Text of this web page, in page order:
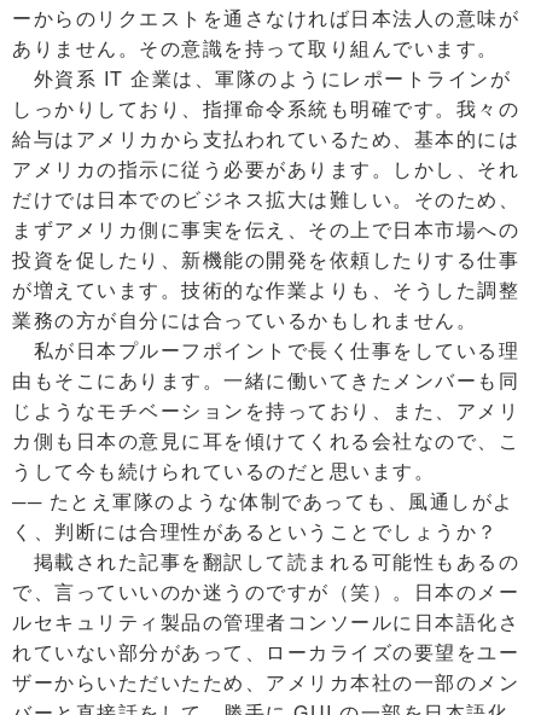
ーからのリクエストを通さなければ日本法人の意味が
ありません。その意識を持って取り組んでいます。
外資系 IT 企業は、軍隊のようにレポートラインが
しっかりしており、指揮命令系統も明確です。我々の
給与はアメリカから支払われているため、基本的には
アメリカの指示に従う必要があります。しかし、それ
だけでは日本でのビジネス拡大は難しい。そのため、
まずアメリカ側に事実を伝え、その上で日本市場への
投資を促したり、新機能の開発を依頼したりする仕事
が増えています。技術的な作業よりも、そうした調整
業務の方が自分には合っているかもしれません。
私が日本プルーフポイントで長く仕事をしている理
由もそこにあります。一緒に働いてきたメンバーも同
じようなモチベーションを持っており、また、アメリ
カ側も日本の意見に耳を傾けてくれる会社なので、こ
うして今も続けられているのだと思います。
── たとえ軍隊のような体制であっても、風通しがよ
く、判断には合理性があるということでしょうか？
掲載された記事を翻訳して読まれる可能性もあるの
で、言っていいのか迷うのですが（笑）。日本のメー
ルセキュリティ製品の管理者コンソールに日本語化さ
れていない部分があって、ローカライズの要望をユー
ザーからいただいたため、アメリカ本社の一部のメン